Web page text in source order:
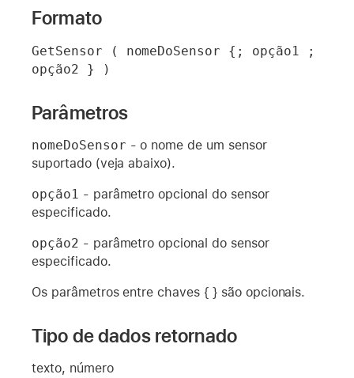
Formato
GetSensor ( nomeDoSensor {; opção1 ;
opção2 } )
Parâmetros
nomeDoSensor - o nome de um sensor
suportado (veja abaixo).
opção1 - parâmetro opcional do sensor
especificado.
opção2 - parâmetro opcional do sensor
especificado.
Os parâmetros entre chaves { } são opcionais.
Tipo de dados retornado
texto, número